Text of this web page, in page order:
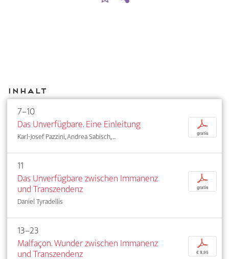
Inhalt
7–10
Das Unverfügbare. Eine Einleitung
Karl-Josef Pazzini, Andrea Sabisch, ...
p
gratis
11
Das Unverfügbare zwischen Immanenz
und Transzendenz
Daniel Tyradellis
p
gratis
13–23
Malfaçon. Wunder zwischen Immanenz
und Transzendenz
p
€ 9,95